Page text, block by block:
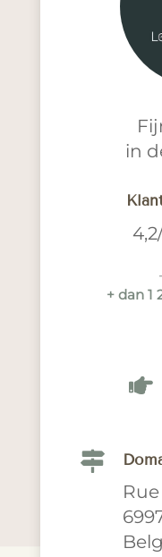
in
+ dan 1


Rue